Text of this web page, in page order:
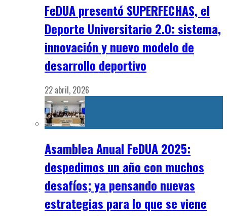
FeDUA presentó SUPERFECHAS, el
Deporte Universitario 2.0: sistema,
innovación y nuevo modelo de
desarrollo deportivo
22 abril, 2026
Asamblea Anual FeDUA 2025:
despedimos un año con muchos
desafíos; ya pensando nuevas
estrategias para lo que se viene